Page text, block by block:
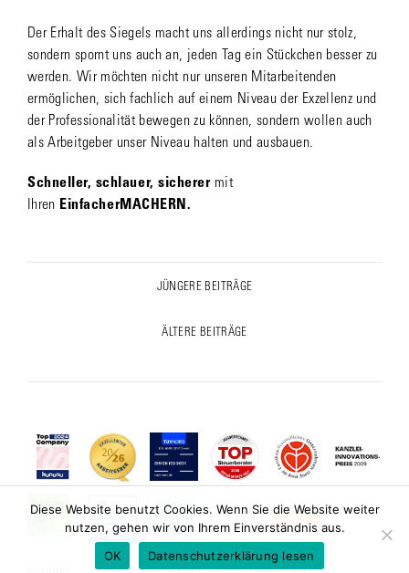
Der Erhalt des Siegels macht uns allerdings nicht nur stolz,
sondern spornt uns auch an, jeden Tag ein Stückchen besser zu
werden. Wir möchten nicht nur unseren Mitarbeitenden
ermöglichen, sich fachlich auf einem Niveau der Exzellenz und
der Professionalität bewegen zu können, sondern wollen auch
als Arbeitgeber unser Niveau halten und ausbauen.
Schneller, schlauer, sicherer mit
Ihren EinfacherMACHERN.
JÜNGERE BEITRÄGE
ÄLTERE BEITRÄGE
Diese Website benutzt Cookies. Wenn Sie die Website weiter
nutzen, gehen wir von Ihrem Einverständnis aus.
OK
Datenschutzerklärung lesen